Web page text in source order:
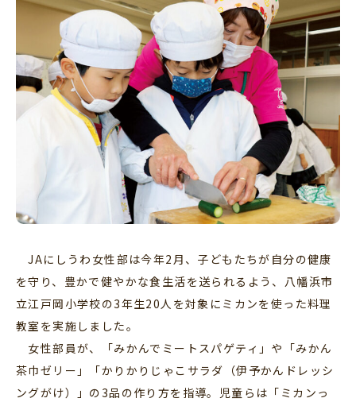
JAにしうわ女性部は今年2月、子どもたちが自分の健康
を守り、豊かで健やかな食生活を送られるよう、八幡浜市
立江戸岡小学校の3年生20人を対象にミカンを使った料理
教室を実施しました。
女性部員が、「みかんでミートスパゲティ」や「みかん
茶巾ゼリー」「かりかりじゃこサラダ（伊予かんドレッシ
ングがけ）」の3品の作り方を指導。児童らは「ミカンっ